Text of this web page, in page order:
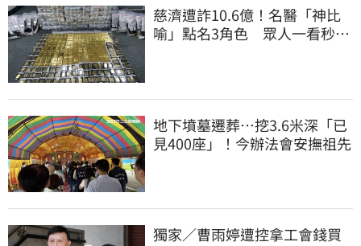
慈濟遭詐10.6億！名醫「神比
喻」點名3角色 眾人一看秒懂
地下墳墓遷葬…挖3.6米深「已
見400座」！今辦法會安撫祖先
獨家／曹雨婷遭控拿工會錢買